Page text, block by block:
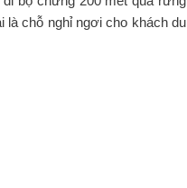
là chỗ nghỉ ngơi cho khách du